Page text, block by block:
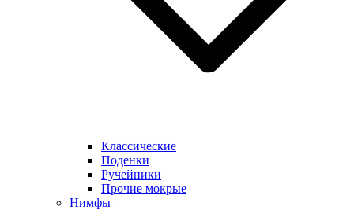
Классические
Поденки
Ручейники
Прочие мокрые
Нимфы